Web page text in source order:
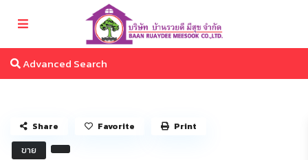
Advanced Search
ขาย
Share Favorite Print